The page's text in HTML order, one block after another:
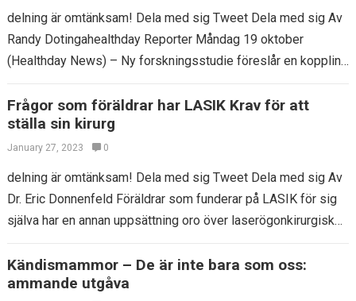
delning är omtänksam! Dela med sig Tweet Dela med sig Av
Randy Dotingahealthday Reporter Måndag 19 oktober
(Healthday News) – Ny forskningsstudie föreslår en koppling
Frågor som föräldrar har LASIK Krav för att
ställa sin kirurg
January 27, 2023 0
delning är omtänksam! Dela med sig Tweet Dela med sig Av
Dr. Eric Donnenfeld Föräldrar som funderar på LASIK för sig
själva har en annan uppsättning oro över laserögonkirurgisk
Kändismammor – De är inte bara som oss:
ammande utgåva